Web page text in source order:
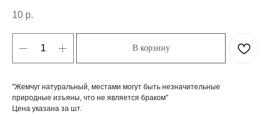
10 р.
В корзину
"Жемчуг натуральный, местами могут быть незначительные
природные изъяны, что не является браком"
Цена указана за шт.